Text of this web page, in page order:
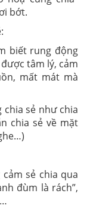
bớt.
biết rung động
tâm lý, cảm
mất mát mà
chia sẻ như chia
chia sẻ về mặt
sẻ chia qua
đùm là rách”,